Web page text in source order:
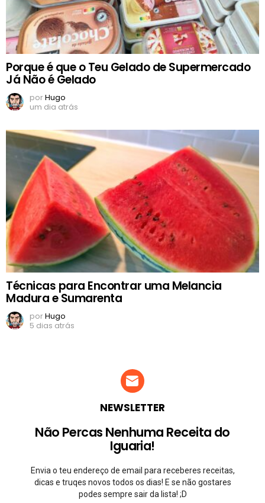
Porque é que o Teu Gelado de Supermercado
Já Não é Gelado
porHugo
um dia atrás
Técnicas para Encontrar uma Melancia
Madura e Sumarenta
porHugo
5 dias atrás
NEWSLETTER
Não Percas Nenhuma Receita do
Iguaria!
Envia o teu endereço de email para receberes receitas,
dicas e truqes novos todos os dias! E se não gostares
podes sempre sair da lista! ;D